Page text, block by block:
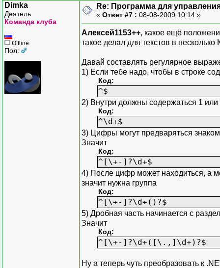
"+.22"
"-.22"
".22"
"+11.22"
"-11.22"
"+,22"
"-,22"
",22"
"+11,22"
"-11,22"
"11,22"
Dimka
Деятель
Команда клуба
Offline
Пол:
Re: Программа для
« Ответ #7 : 08-08-2009 10:14 »
Алексей1153++, какое ещё
такое делал для текстов в несколько
Давай составлять регулярное
1) Если тебе надо, чтобы в строке
Код:
^$
2) Внутри должны содержаться 1
Код:
^\d+$
3) Цифры могут предваряться
Значит
Код:
^[\+-]?\d+$
4) После цифр может находиться, а
значит нужна группа
Код:
^[\+-]?\d+()?$
5) Дробная часть начинается с
Значит
Код:
^[\+-]?\d+([\.,]\d+)?$
Ну а теперь чуть преобразовать к